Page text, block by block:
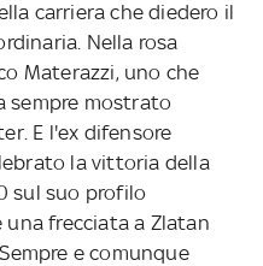
carriera che diedero il
Nella rosa
Materazzi, uno che
sempre mostrato
E l'ex difensore
la vittoria della
sul suo profilo
una frecciata a Zlatan
e comunque